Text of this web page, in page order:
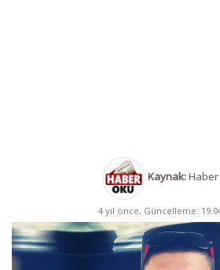
Kaynak:Haber
4 yıl önce, Güncelleme: